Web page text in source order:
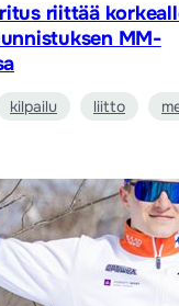
riittää
MM-
kilpailu liitto